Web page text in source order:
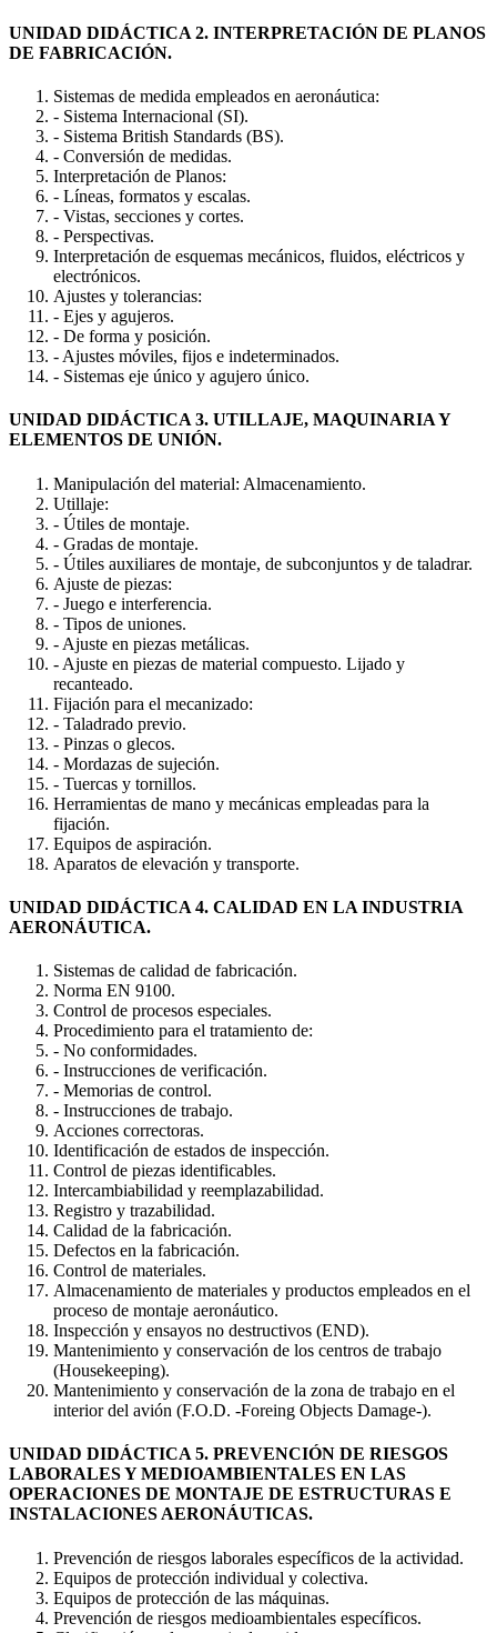
UNIDAD DIDÁCTICA 2. INTERPRETACIÓN DE PLANOS
DE FABRICACIÓN.
Sistemas de medida empleados en aeronáutica:
- Sistema Internacional (SI).
- Sistema British Standards (BS).
- Conversión de medidas.
Interpretación de Planos:
- Líneas, formatos y escalas.
- Vistas, secciones y cortes.
- Perspectivas.
Interpretación de esquemas mecánicos, fluidos, eléctricos y
electrónicos.
Ajustes y tolerancias:
- Ejes y agujeros.
- De forma y posición.
- Ajustes móviles, fijos e indeterminados.
- Sistemas eje único y agujero único.
UNIDAD DIDÁCTICA 3. UTILLAJE, MAQUINARIA Y
ELEMENTOS DE UNIÓN.
Manipulación del material: Almacenamiento.
Utillaje:
- Útiles de montaje.
- Gradas de montaje.
- Útiles auxiliares de montaje, de subconjuntos y de taladrar.
Ajuste de piezas:
- Juego e interferencia.
- Tipos de uniones.
- Ajuste en piezas metálicas.
- Ajuste en piezas de material compuesto. Lijado y
recanteado.
Fijación para el mecanizado:
- Taladrado previo.
- Pinzas o glecos.
- Mordazas de sujeción.
- Tuercas y tornillos.
Herramientas de mano y mecánicas empleadas para la
fijación.
Equipos de aspiración.
Aparatos de elevación y transporte.
UNIDAD DIDÁCTICA 4. CALIDAD EN LA INDUSTRIA
AERONÁUTICA.
Sistemas de calidad de fabricación.
Norma EN 9100.
Control de procesos especiales.
Procedimiento para el tratamiento de:
- No conformidades.
- Instrucciones de verificación.
- Memorias de control.
- Instrucciones de trabajo.
Acciones correctoras.
Identificación de estados de inspección.
Control de piezas identificables.
Intercambiabilidad y reemplazabilidad.
Registro y trazabilidad.
Calidad de la fabricación.
Defectos en la fabricación.
Control de materiales.
Almacenamiento de materiales y productos empleados en el
proceso de montaje aeronáutico.
Inspección y ensayos no destructivos (END).
Mantenimiento y conservación de los centros de trabajo
(Housekeeping).
Mantenimiento y conservación de la zona de trabajo en el
interior del avión (F.O.D. -Foreing Objects Damage-).
UNIDAD DIDÁCTICA 5. PREVENCIÓN DE RIESGOS
LABORALES Y MEDIOAMBIENTALES EN LAS
OPERACIONES DE MONTAJE DE ESTRUCTURAS E
INSTALACIONES AERONÁUTICAS.
Prevención de riesgos laborales específicos de la actividad.
Equipos de protección individual y colectiva.
Equipos de protección de las máquinas.
Prevención de riesgos medioambientales específicos.